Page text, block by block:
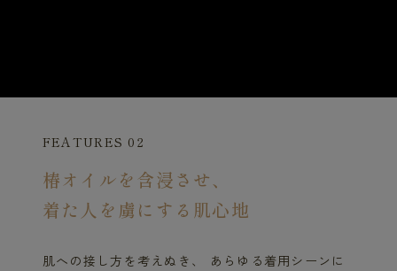
FEATURES 02
椿オイルを含浸させ、
着た人を虜にする肌心地
肌への接し方を考えぬき、 あらゆる着用シーンに